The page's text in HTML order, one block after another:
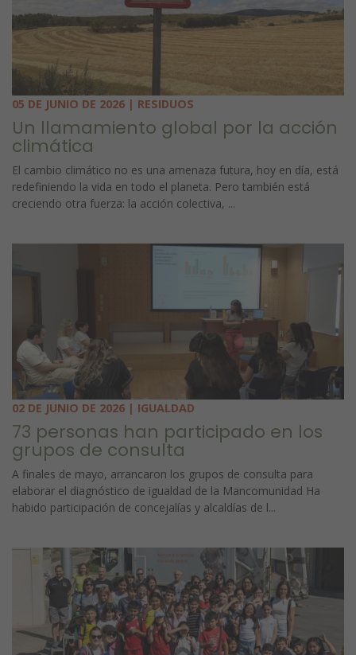
05 DE JUNIO DE 2026 | RESIDUOS
Un llamamiento global por la acción
climática
El cambio climático no es una amenaza futura, hoy en día, está
redefiniendo la vida en todo el planeta. Pero también está
creciendo otra fuerza: la acción colectiva, ...
02 DE JUNIO DE 2026 | IGUALDAD
73 personas han participado en los
grupos de consulta
A finales de mayo, arrancaron los grupos de consulta para
elaborar el diagnóstico de igualdad de la Mancomunidad Ha
habido participación de concejalías y alcaldías de l...